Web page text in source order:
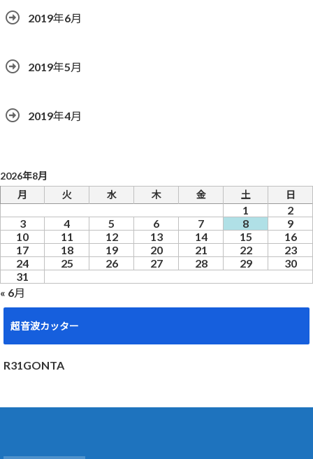
2019年6月
2019年5月
2019年4月
2026年8月
月
火 水 木 金 土 日
1
2
3
4 5 6 7 8
9
10
11 12 13 14 15
16
17
18 19 20 21 22
23
24
25 26 27 28 29
30
31
« 6月
超音波カッター
R31GONTA